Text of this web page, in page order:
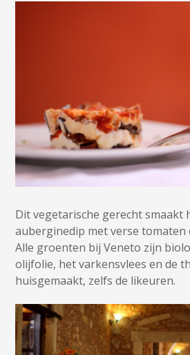
Dit vegetarische gerecht smaakt
auberginedip met verse
Alle groenten bij Veneto zijn
olijfolie, het varkensvlees en de
huisgemaakt, zelfs de likeuren.